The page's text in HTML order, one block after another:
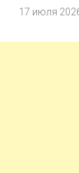
17 июля